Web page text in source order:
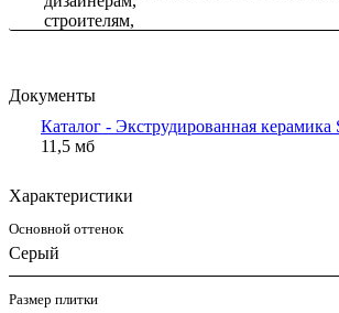
Документы
Каталог - Экструдированная
11,5 мб
Характеристики
Основной оттенок
Серый
Размер плитки